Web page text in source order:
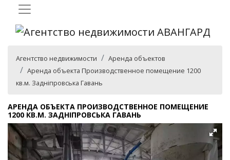
Агентство недвижимости
Аренда объектов
Аренда объекта Производственное помещение 1200
кв.м. Задніпровська Гавань
АРЕНДА ОБЪЕКТА ПРОИЗВОДСТВЕННОЕ ПОМЕЩЕНИЕ
1200 КВ.М. ЗАДНІПРОВСЬКА ГАВАНЬ